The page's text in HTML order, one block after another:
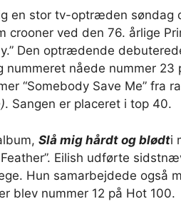
en stor tv-optræden søndag
crooner ved den 76. årlige
Den optrædende
nummeret nåede nummer 23
“Somebody Save Me” fra
. Sangen er placeret i top 40.
Slå mig hårdt og blødti
Feather”. Eilish udførte
Hun samarbejdede også
blev nummer 12 på Hot 100.